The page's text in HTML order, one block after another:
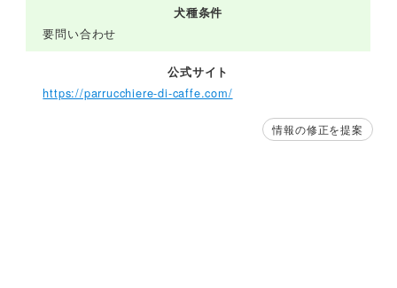
犬種条件
要問い合わせ
公式サイト
https://parrucchiere-di-caffe.com/
情報の修正を提案